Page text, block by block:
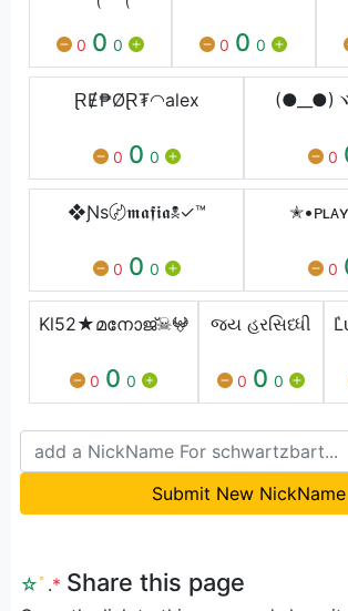
0 0 0 0 0 0
ⱤɆ₱ØⱤ₮◠alex
0 0 0
(●__●)
0
❖Ɲs〄𝖒𝖆𝖋𝖎𝖆☠︎✓™
0 0 0 0
Kl52★മനോജ്☠𖤍
0 0 0
જય હરસિધ્ધી
0 0 0
Submit New NickName
☆ﾟ .* Share this page